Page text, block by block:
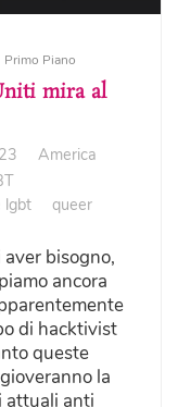
Primo Piano
mira al
America
lgbt
queer
bisogno,
ancora
di hacktivist
queste
la
attuali anti